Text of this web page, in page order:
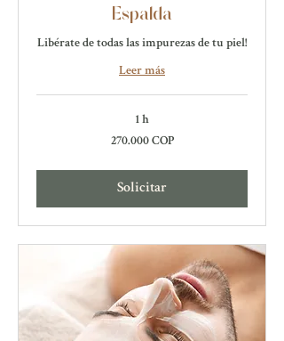
Espalda
Libérate de todas las impurezas de tu piel!
Leer más
1 h
270.000 COP
Solicitar